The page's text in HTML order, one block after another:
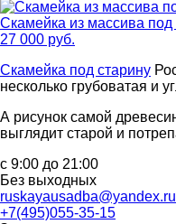
Скамейка из массива
27 000 руб.
Скамейка под старину
несколько грубоватая и
А рисунок самой
выглядит старой и
с 9:00 до 21:00
Без выходных
ruskayausadba@yandex.ru
+7(495)055-35-15